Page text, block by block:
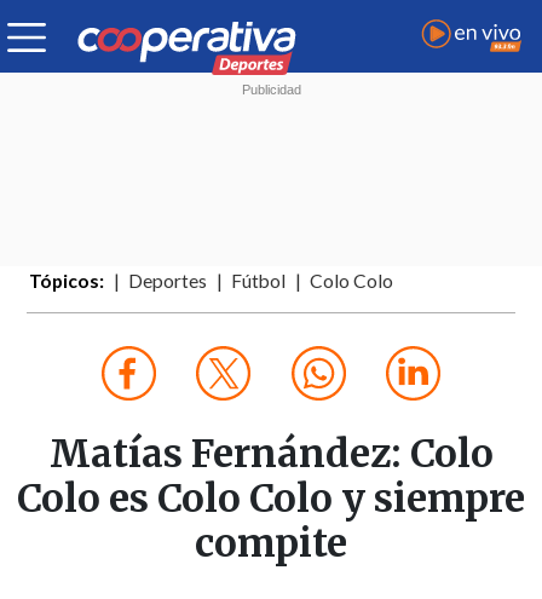
Tópicos: Deportes Fútbol Colo Colo
Matías Fernández: Colo
Colo es Colo Colo y siempre
compite